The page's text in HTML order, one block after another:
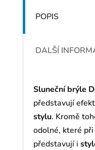
POPIS
DALŠÍ
Sluneční brýle
představují
stylu. Kromě
odolné, které
představují i